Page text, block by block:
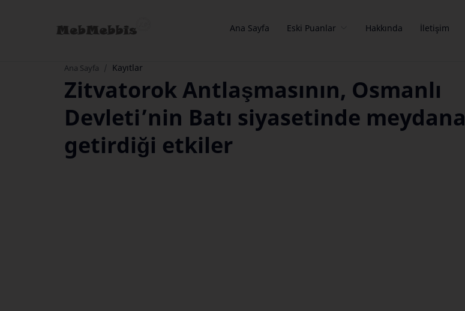
Ana Sayfa Eski Puanlar Hakkında İletişim
Ana Sayfa Kayıtlar
Zitvatorok Antlaşmasının, Osmanlı
Devleti’nin Batı siyasetinde meydana
getirdiği etkiler